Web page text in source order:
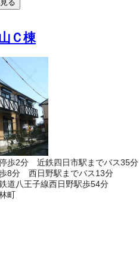
る
Ｃ棟
歩2分 近鉄四日市駅までバス35分
8分 西日野駅までバス13分
道八王子線西日野駅歩54分
町